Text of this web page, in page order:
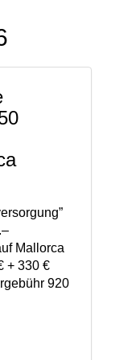
Mallorca
+ 330 €
920